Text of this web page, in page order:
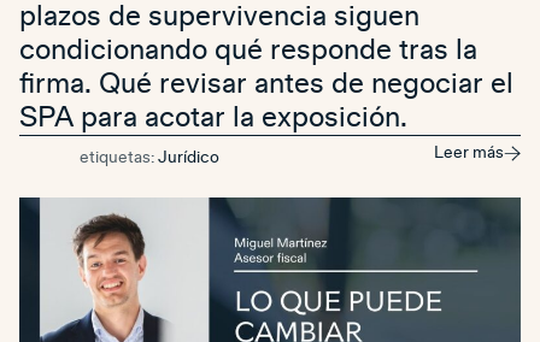
plazos de supervivencia siguen
condicionando qué responde tras la
firma. Qué revisar antes de negociar el
SPA para acotar la exposición.
etiquetas: Jurídico Leer más